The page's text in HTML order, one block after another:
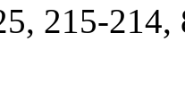
215-